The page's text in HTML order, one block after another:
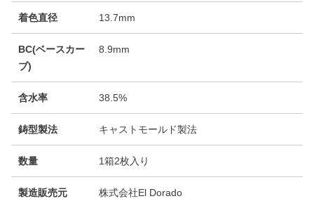
着色直径 13.7mm
BC(ベースカー
ブ)
8.9mm
含水率 38.5%
鋳型製法 キャストモールド製法
数量 1箱2枚入り
製造販売元 株式会社El Dorado